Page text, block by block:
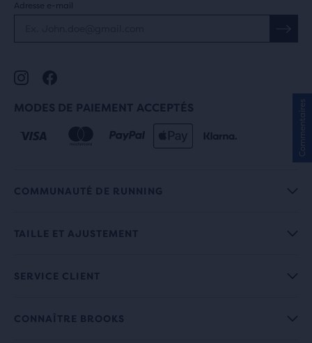
Adresse e-mail
MODES DE PAIEMENT ACCEPTÉS
COMMUNAUTÉ DE RUNNING
TAILLE ET AJUSTEMENT
SERVICE CLIENT
CONNAÎTRE BROOKS
Commentaires